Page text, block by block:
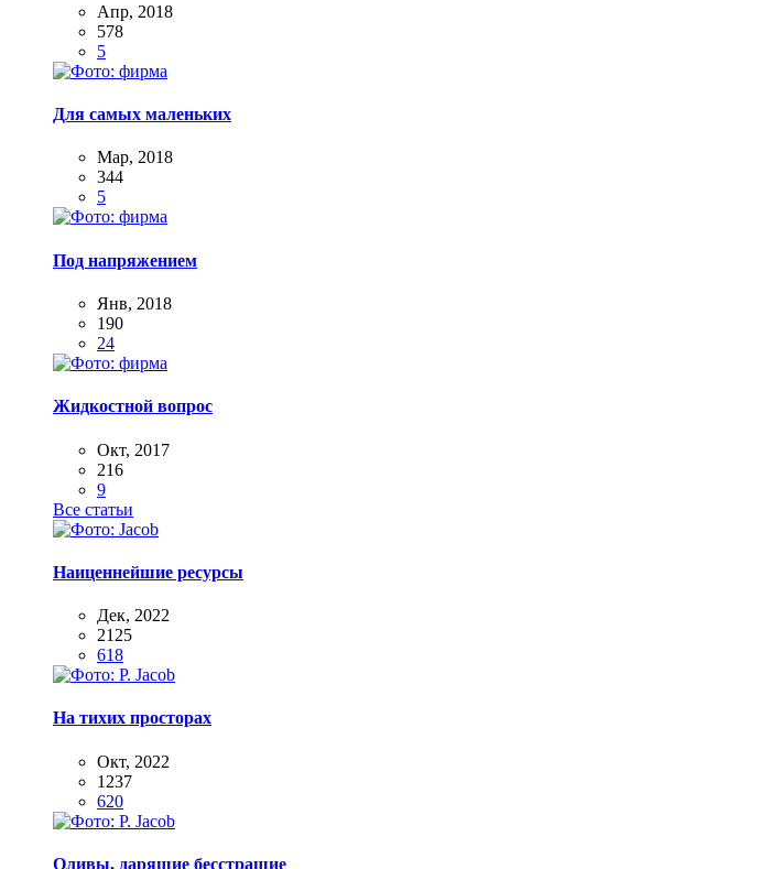
Апр, 2018
578
5
Для самых маленьких
Мар, 2018
344
5
Под напряжением
Янв, 2018
190
24
Жидкостной вопрос
Окт, 2017
216
9
Все статьи
Наиценнейшие ресурсы
Дек, 2022
2125
618
На тихих просторах
Окт, 2022
1237
620
Оливы, дарящие бесстрашие